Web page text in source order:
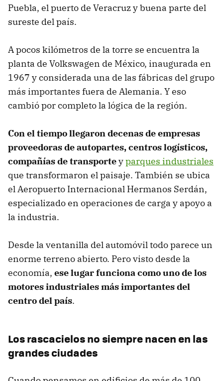
Puebla, el puerto de Veracruz y buena parte del
sureste del país.
A pocos kilómetros de la torre se encuentra la
planta de Volkswagen de México, inaugurada en
1967 y considerada una de las fábricas del grupo
más importantes fuera de Alemania. Y eso
cambió por completo la lógica de la región.
Con el tiempo llegaron decenas de empresas
proveedoras de autopartes, centros logísticos,
compañías de transporteyparques industriales
que transformaron el paisaje. También se ubica
el Aeropuerto Internacional Hermanos Serdán,
especializado en operaciones de carga y apoyo a
la industria.
Desde la ventanilla del automóvil todo parece un
enorme terreno abierto. Pero visto desde la
economía, ese lugar funciona como uno de los
motores industriales más importantes del
centro del país.
Los rascacielos no siempre nacen en las
grandes ciudades